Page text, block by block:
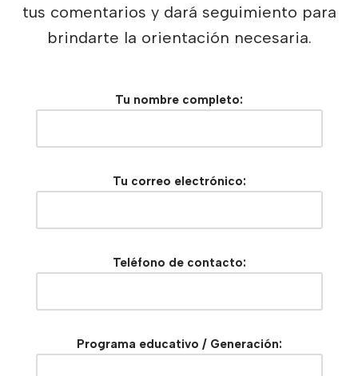
tus comentarios y dará seguimiento para
brindarte la orientación necesaria.
Tu nombre completo:
Tu correo electrónico:
Teléfono de contacto:
Programa educativo / Generación: